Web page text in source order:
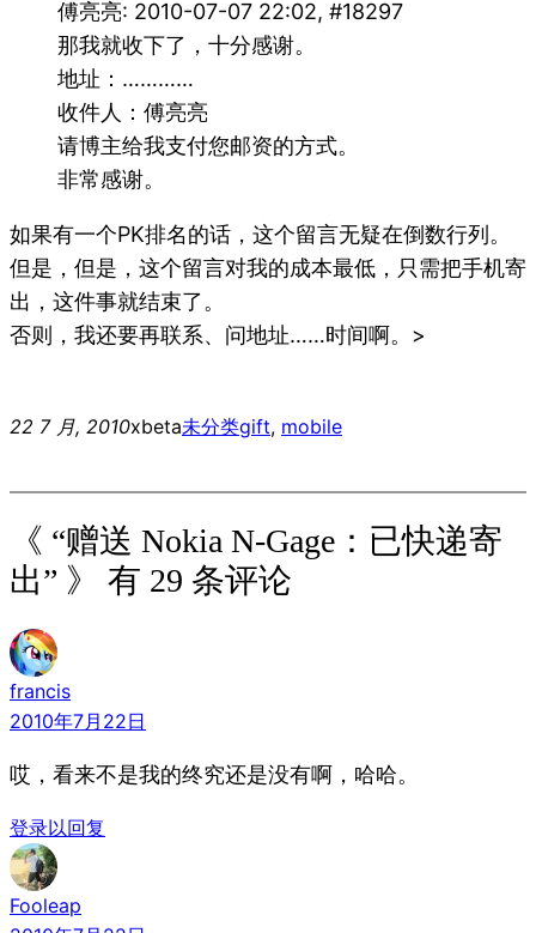
傅亮亮: 2010-07-07 22:02, #18297
那我就收下了，十分感谢。
地址：…………
收件人：傅亮亮
请博主给我支付您邮资的方式。
非常感谢。
如果有一个PK排名的话，这个留言无疑在倒数行列。
但是，但是，这个留言对我的成本最低，只需把手机寄
出，这件事就结束了。
否则，我还要再联系、问地址……时间啊。>
22 7 月, 2010xbeta未分类gift, mobile
《 “赠送 Nokia N-Gage：已快递寄
出” 》 有 29 条评论
francis
2010年7月22日
哎，看来不是我的终究还是没有啊，哈哈。
登录以回复
Fooleap